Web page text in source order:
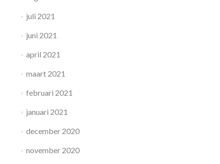
juli 2021
juni 2021
april 2021
maart 2021
februari 2021
januari 2021
december 2020
november 2020